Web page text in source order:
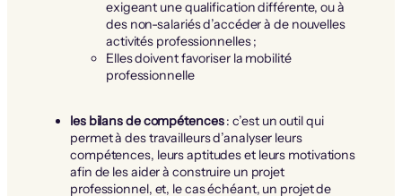
exigeant une qualification différente, ou à
des non-salariés d’accéder à de nouvelles
activités professionnelles ;
Elles doivent favoriser la mobilité
professionnelle
les bilans de compétences: c’est un outil qui
permet à des travailleurs d’analyser leurs
compétences, leurs aptitudes et leurs motivations
afin de les aider à construire un projet
professionnel, et, le cas échéant, un projet de